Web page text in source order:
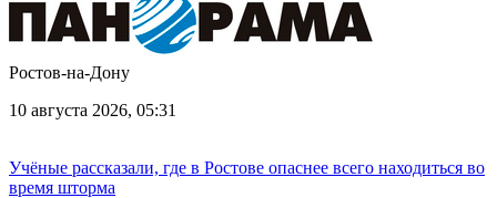
Ростов-на-Дону
10 августа 2026, 05:31
Учёные рассказали, где в Ростове опаснее всего находиться во
время шторма